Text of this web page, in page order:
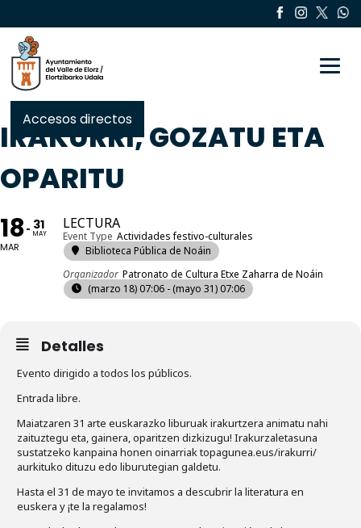
Accesos directos
IRAKURRI, GOZATU ETA
OPARITU
18
MAR
31
MAY
LECTURA
Event Type Actividades festivo-culturales
Biblioteca Pública de Noáin
Organizador Patronato de Cultura Etxe Zaharra de Noáin
(marzo 18) 07:06 - (mayo 31) 07:06
Detalles
Evento dirigido a todos los públicos.
Entrada libre.
Maiatzaren 31 arte euskarazko liburuak irakurtzera animatu nahi
zaituztegu eta, gainera, oparitzen dizkizugu! Irakurzaletasuna
sustatzeko kanpaina honen oinarriak topagunea.eus/irakurri/
aurkituko dituzu edo liburutegian galdetu.
Hasta el 31 de mayo te invitamos a descubrir la literatura en
euskera y ¡te la regalamos!